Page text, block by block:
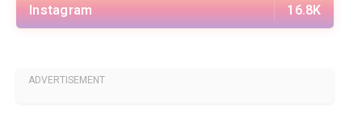
Instagram 16.8K
ADVERTISEMENT